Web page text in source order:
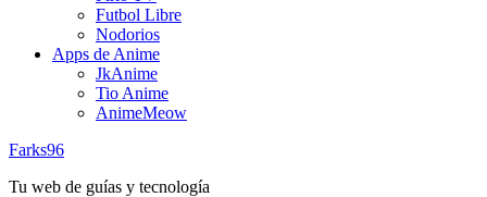
Futbol Libre
Nodorios
Apps de Anime
JkAnime
Tio Anime
AnimeMeow
Farks96
Tu web de guías y tecnología